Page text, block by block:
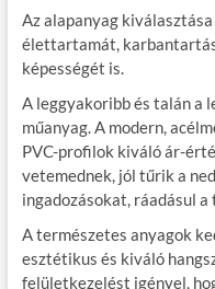
Az alapanyag
élettartamát,
képességét is.
A leggyakoribb és talán a
műanyag. A modern,
PVC-profilok kiváló ár-
vetemednek, jól tűrik a
ingadozásokat, ráadásul
A természetes anyagok
esztétikus és kiváló
felületkezelést igényel,